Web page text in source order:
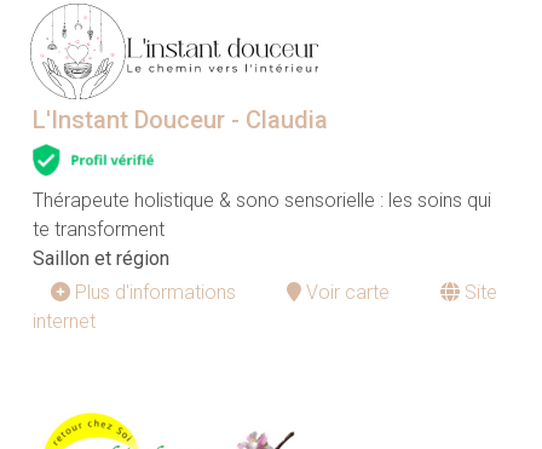
L'Instant Douceur - Claudia
Thérapeute holistique & sono sensorielle : les soins qui
te transforment
Saillon et région
Plus d'informations
Voir carte
Site
internet